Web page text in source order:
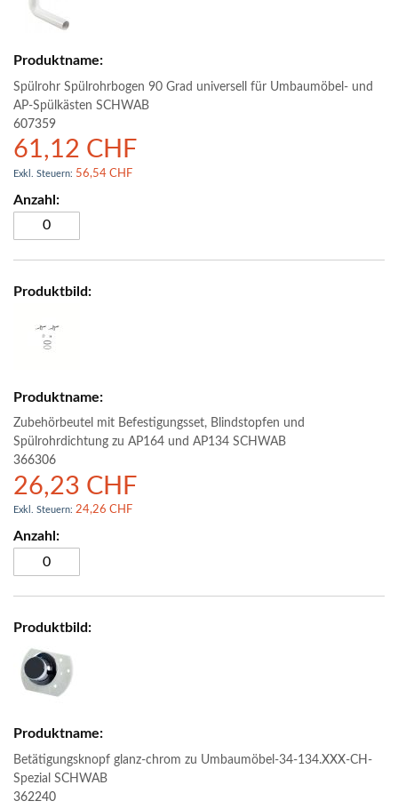
Spülrohr Spülrohrbogen 90 Grad universell für Umbaumöbel- und
AP-Spülkästen SCHWAB
607359
61,12 CHF
56,54 CHF
Zubehörbeutel mit Befestigungsset, Blindstopfen und
Spülrohrdichtung zu AP164 und AP134 SCHWAB
366306
26,23 CHF
24,26 CHF
Betätigungsknopf glanz-chrom zu Umbaumöbel-34-134.XXX-CH-
Spezial SCHWAB
362240